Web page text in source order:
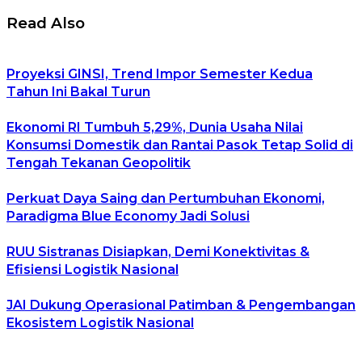
Read Also
Proyeksi GINSI, Trend Impor Semester Kedua
Tahun Ini Bakal Turun
Ekonomi RI Tumbuh 5,29%, Dunia Usaha Nilai
Konsumsi Domestik dan Rantai Pasok Tetap Solid di
Tengah Tekanan Geopolitik
Perkuat Daya Saing dan Pertumbuhan Ekonomi,
Paradigma Blue Economy Jadi Solusi
RUU Sistranas Disiapkan, Demi Konektivitas &
Efisiensi Logistik Nasional
JAI Dukung Operasional Patimban & Pengembangan
Ekosistem Logistik Nasional